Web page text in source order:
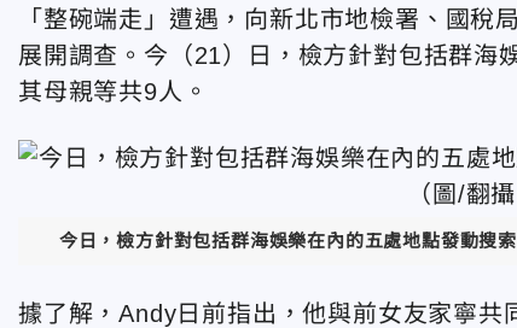
「整碗端走」 遭遇，向新北市地檢署、國稅
展開調查。今（21）日，檢方針對包括群海
其母親等共9人。
今日，檢方針對包括群海娛樂在內的五處地點發動搜
據了解，Andy日前指出，他與前女友家寧共